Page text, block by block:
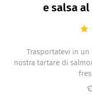
e salsa
Trasportatevi in
nostra tartare di